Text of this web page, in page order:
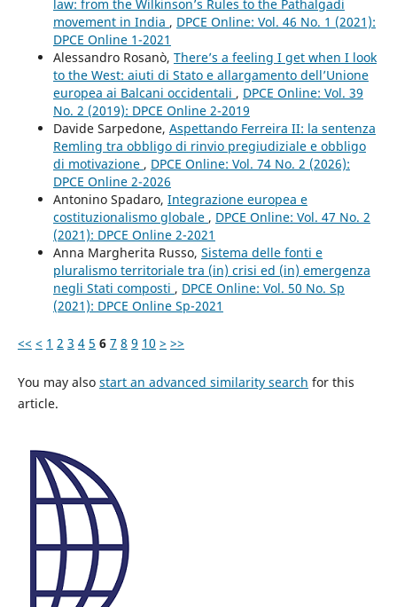
law: from the Wilkinson’s Rules to the Pathalgadi
movement in India , DPCE Online: Vol. 46 No. 1 (2021):
DPCE Online 1-2021
Alessandro Rosanò, There’s a feeling I get when I look
to the West: aiuti di Stato e allargamento dell’Unione
europea ai Balcani occidentali , DPCE Online: Vol. 39
No. 2 (2019): DPCE Online 2-2019
Davide Sarpedone, Aspettando Ferreira II: la sentenza
Remling tra obbligo di rinvio pregiudiziale e obbligo
di motivazione , DPCE Online: Vol. 74 No. 2 (2026):
DPCE Online 2-2026
Antonino Spadaro, Integrazione europea e
costituzionalismo globale , DPCE Online: Vol. 47 No. 2
(2021): DPCE Online 2-2021
Anna Margherita Russo, Sistema delle fonti e
pluralismo territoriale tra (in) crisi ed (in) emergenza
negli Stati composti , DPCE Online: Vol. 50 No. Sp
(2021): DPCE Online Sp-2021
<< < 1 2 3 4 5 6 7 8 9 10 > >>
You may also start an advanced similarity search for this
article.